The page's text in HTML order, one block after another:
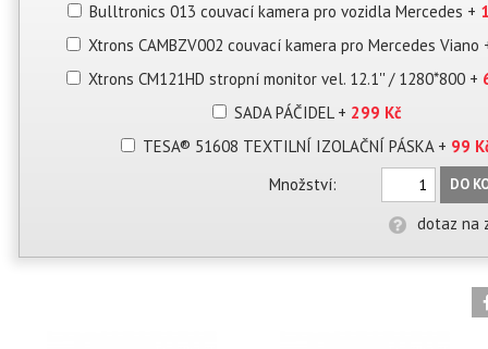
Bulltronics 013 couvací kamera pro vozidla Mercedes +
Xtrons CAMBZV002 couvací kamera pro Mercedes Viano
Xtrons CM121HD stropní monitor vel. 12.1'' / 1280*800 +
SADA PÁČIDEL + 299 Kč
TESA® 51608 TEXTILNÍ IZOLAČNÍ PÁSKA + 99
Množství:
DO
dotaz na